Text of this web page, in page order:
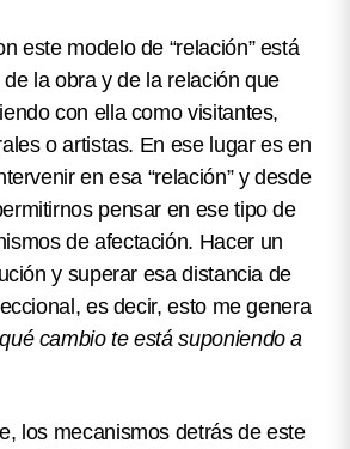
este modelo de “relación” está
la obra y de la relación que
con ella como visitantes,
o artistas. En ese lugar es en
en esa “relación” y desde
pensar en ese tipo de
de afectación. Hacer un
y superar esa distancia de
es decir, esto me genera
cambio te está suponiendo a
los mecanismos detrás de este